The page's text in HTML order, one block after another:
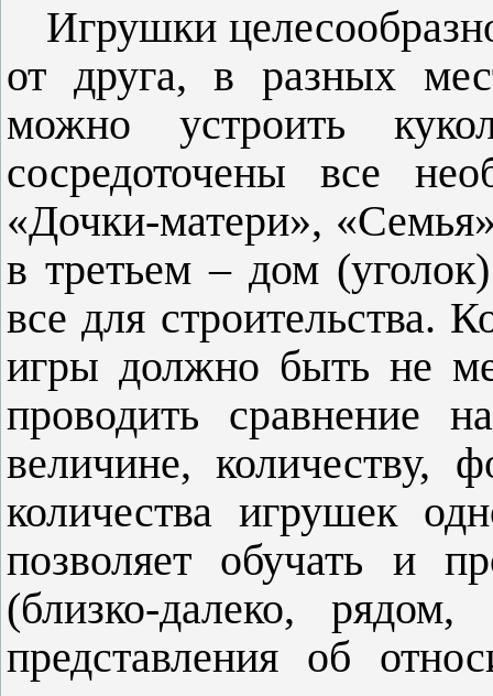
Игрушки
от друга, в разных
можно устроить
сосредоточены все
«Дочки-матери»,
в третьем – дом
все для строительства.
игры должно быть не
проводить сравнение
величине, количеству,
количества игрушек
позволяет обучать и
(близко-далеко,
представления об